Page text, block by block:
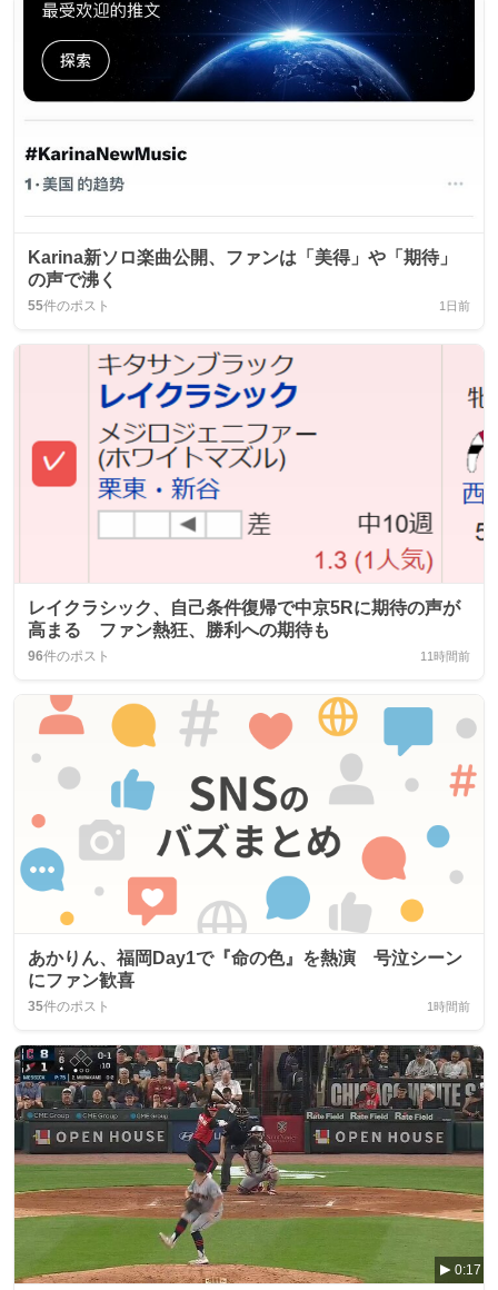
Karina新ソロ楽曲公開、ファンは「美得」や「期待」
の声で沸く
55件のポスト 1日前
レイクラシック、自己条件復帰で中京5Rに期待の声が
高まる ファン熱狂、勝利への期待も
96件のポスト 11時間前
あかりん、福岡Day1で『命の色』を熱演 号泣シーン
にファン歓喜
35件のポスト 1時間前
0:17